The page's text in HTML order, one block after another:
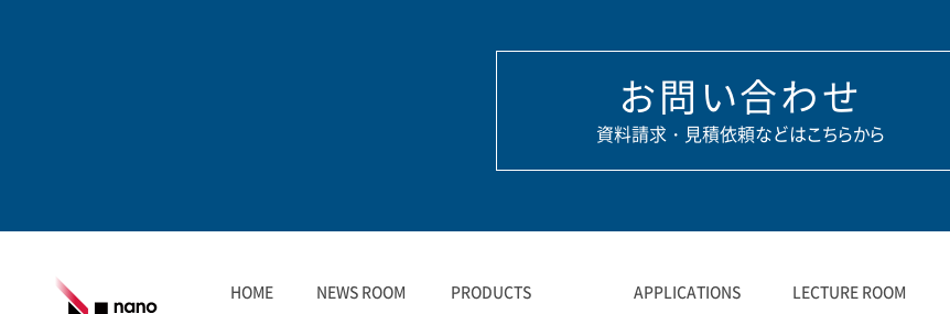
お問い合わせ
資料請求・見積依頼などはこちらから
HOME NEWS ROOM PRODUCTS APPLICATIONS LECTURE ROOM